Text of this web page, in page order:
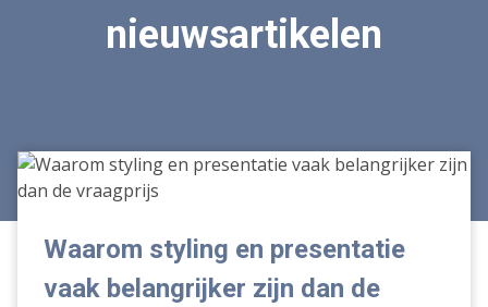
nieuwsartikelen
Waarom
styling
en
presentatie
belangrijker
Waarom styling en presentatie
vaak belangrijker zijn dan de